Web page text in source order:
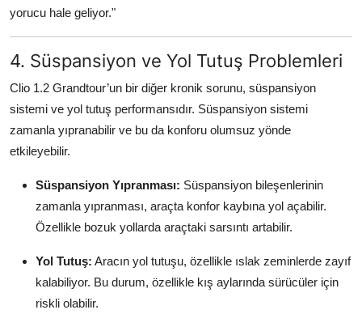
yorucu hale geliyor."
4. Süspansiyon ve Yol Tutuş Problemleri
Clio 1.2 Grandtour’un bir diğer kronik sorunu, süspansiyon
sistemi ve yol tutuş performansıdır. Süspansiyon sistemi
zamanla yıpranabilir ve bu da konforu olumsuz yönde
etkileyebilir.
Süspansiyon Yıpranması: Süspansiyon bileşenlerinin
zamanla yıpranması, araçta konfor kaybına yol açabilir.
Özellikle bozuk yollarda araçtaki sarsıntı artabilir.
Yol Tutuş: Aracın yol tutuşu, özellikle ıslak zeminlerde zayıf
kalabiliyor. Bu durum, özellikle kış aylarında sürücüler için
riskli olabilir.